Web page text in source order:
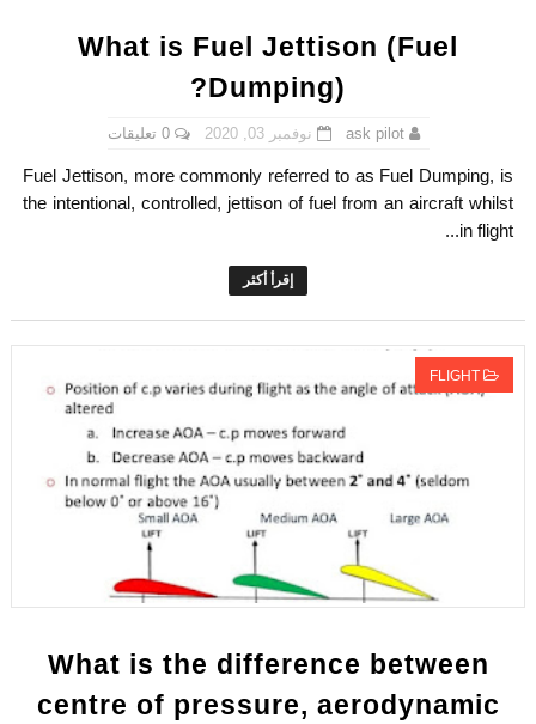
What is Fuel Jettison (Fuel
Dumping)?
ask pilot نوفمبر 03, 2020 0 تعليقات
Fuel Jettison, more commonly referred to as Fuel Dumping, is
the intentional, controlled, jettison of fuel from an aircraft whilst
in flight...
إقرأ أكثر
FLIGHT
What is the difference between
centre of pressure, aerodynamic